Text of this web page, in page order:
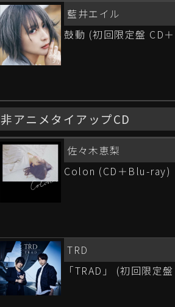
藍井エイル
鼓動 (初回限定盤 CD
非アニメタイアップCD
佐々木恵梨
Colon (CD＋Blu-ray)
TRD
「TRAD」 (初回限定